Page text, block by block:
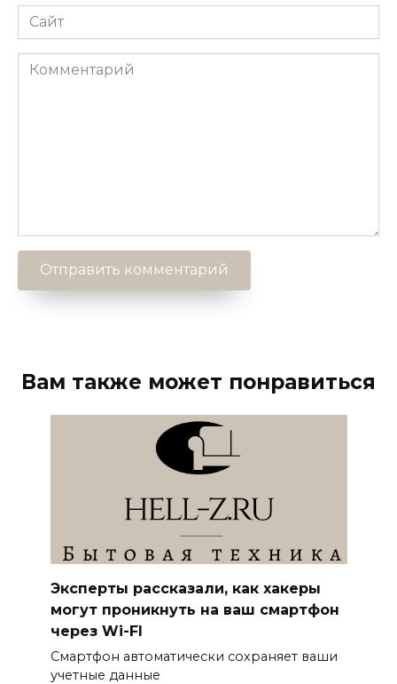
Сайт
Комментарий
Вам также может понравиться
Эксперты рассказали, как хакеры
могут проникнуть на ваш смартфон
через Wi-FI
Смартфон автоматически сохраняет ваши
учетные данные